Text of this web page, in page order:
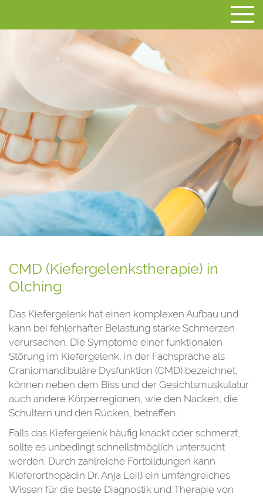
CMD (Kiefergelenkstherapie) in
Olching
Das Kiefergelenk hat einen komplexen Aufbau und
kann bei fehlerhafter Belastung starke Schmerzen
verursachen. Die Symptome einer funktionalen
Störung im Kiefergelenk, in der Fachsprache als
Craniomandibuläre Dysfunktion (CMD) bezeichnet,
können neben dem Biss und der Gesichtsmuskulatur
auch andere Körperregionen, wie den Nacken, die
Schultern und den Rücken, betreffen.
Falls das Kiefergelenk häufig knackt oder schmerzt,
sollte es unbedingt schnellstmöglich untersucht
werden. Durch zahlreiche Fortbildungen kann
Kieferorthopädin Dr. Anja Leiß ein umfangreiches
Wissen für die beste Diagnostik und Therapie von